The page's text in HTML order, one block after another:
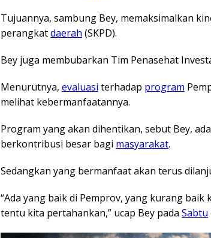
Tujuannya, sambung Bey, memaksimalkan
perangkatdaerah (SKPD).
Bey juga membubarkan Tim Penasehat
Menurutnya, evaluasi terhadap program
melihat kebermanfaatannya.
Program yang akan dihentikan, sebut Bey,
berkontribusi besar bagi masyarakat.
Sedangkan yang bermanfaat akan terus
“Ada yang baik di Pemprov, yang kurang
tentu kita pertahankan,” ucap Bey pada Sabtu